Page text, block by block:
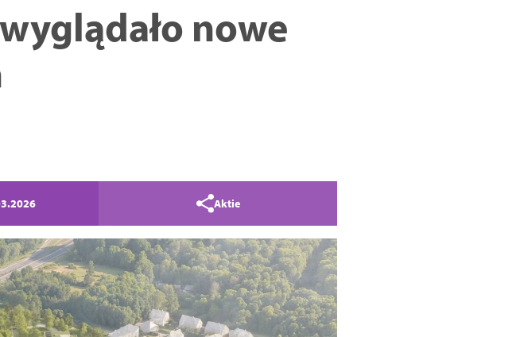
nowe
Aktie